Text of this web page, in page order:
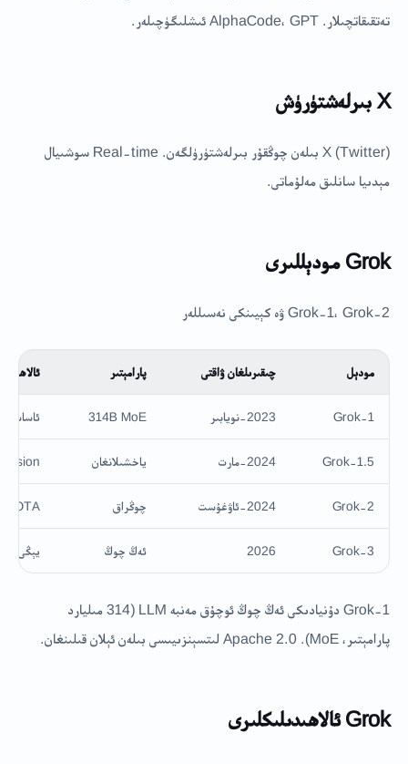
تەتقىقاتچىلار. AlphaCode، GPT ئىشلىگۈچىلەر.
X بىرلەشتۈرۈش
X (Twitter) بىلەن چوڭقۇر بىرلەشتۈرۈلگەن. Real-time سوشىيال
مېدىيا سانلىق مەلۇماتى.
Grok مودېللىرى
Grok-1، Grok-2 ۋە كېيىنكى نەسىللەر
مودېل چىقىرىلغان ۋاقتى پارامېتىر
Grok-1 2023-نويابىر 314B MoE
Grok-1.5 2024-مارت ياخشىلانغان Vision قوشۇلدى
Grok-2 2024-ئاۋغۇست چوڭراق SOTA سەۋىيە
Grok-3
2026 ئەڭ چوڭ يېڭى
Grok-1 دۇنيادىكى ئەڭ چوڭ ئوچۇق مەنبە LLM (314 مىليارد
پارامېتىر، MoE). Apache 2.0 لىتسېنزىيىسى بىلەن ئېلان قىلىنغان.
Grok ئالاھىدىلىكلىرى